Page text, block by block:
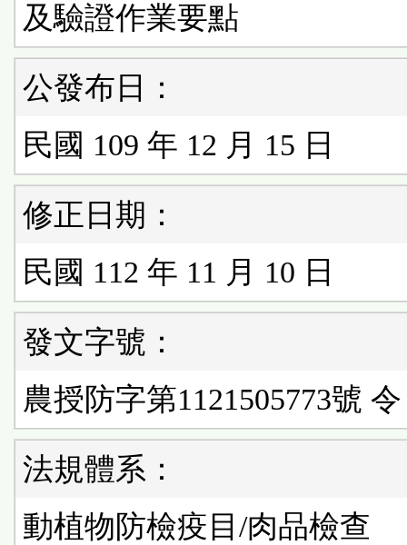
及驗證作業要點
公發布日：
民國 109 年 12 月 15 日
修正日期：
民國 112 年 11 月 10 日
發文字號：
農授防字第1121505773號 令
法規體系：
動植物防檢疫目/肉品檢查